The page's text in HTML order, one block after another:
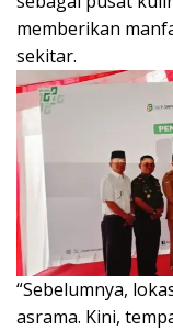
memberikan
sekitar.
“Sebelumnya,
asrama. Kini,